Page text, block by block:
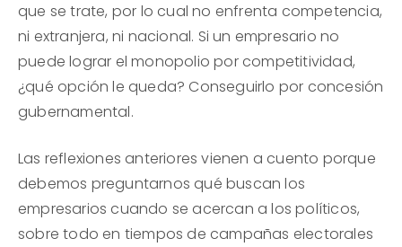
que se trate, por lo cual no enfrenta competencia,
ni extranjera, ni nacional. Si un empresario no
puede lograr el monopolio por competitividad,
¿qué opción le queda? Conseguirlo por concesión
gubernamental.
Las reflexiones anteriores vienen a cuento porque
debemos preguntarnos qué buscan los
empresarios cuando se acercan a los políticos,
sobre todo en tiempos de campañas electorales